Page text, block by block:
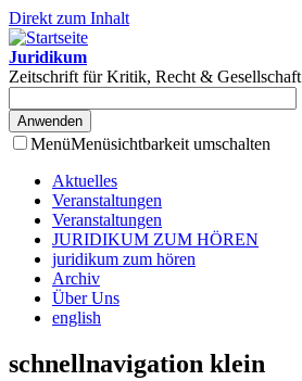
Direkt zum Inhalt
Juridikum
Zeitschrift für Kritik, Recht & Gesellschaft
MenüMenüsichtbarkeit umschalten
Aktuelles
Veranstaltungen
Veranstaltungen
JURIDIKUM ZUM HÖREN
juridikum zum hören
Archiv
Über Uns
english
schnellnavigation klein